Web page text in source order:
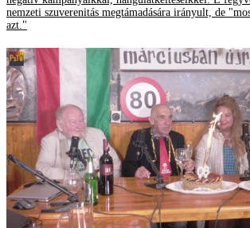
nemzeti szuverenitás megtámadására irányult, de
azt."